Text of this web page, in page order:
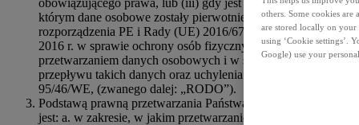
którym dane osobowe zostały pierwotnie zebrane (art. 6 ust. 4
rozporządzenia PE i Rady (UE) 2016/679 z dnia 27 kwietnia
2016 r. w sprawie ochrony osób fizycznych w związku z
przetwarzaniem danych osobowych i w sprawie swobodnego
przepływu takich danych oraz uchylenia dyrektywy
95/46/WE, (zwanego dalej: „RODO”).
Podstawą prawną przetwarzania Państwa danych osobowych
jest: a. w zakresie, w jakim przetwarzanie danych jest
others. Some cookies are
are stored locally on your
using ‘Cookie settings’.
Google) use your